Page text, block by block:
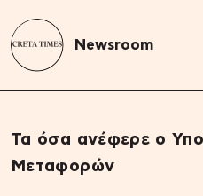
Newsroom
Τα όσα ανέφερε ο
Μεταφορών